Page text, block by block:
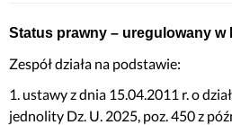
Status prawny – uregulowany w
Zespół działa na podstawie:
1. ustawy z dnia 15.04.2011 r. o
jednolity Dz. U. 2025, poz. 450 z